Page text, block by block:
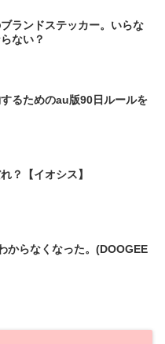
ランドステッカー。いらな
ない？
るためのau版90日ルールを
？【イオシス】
からなくなった。(DOOGEE